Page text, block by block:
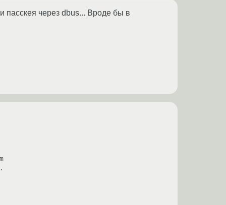
пасскея через dbus... Вроде бы в